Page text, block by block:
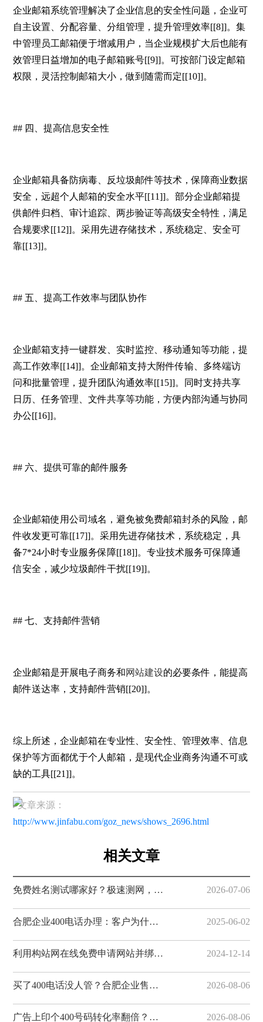
企业邮箱系统管理解决了企业信息的安全性问题，企业可
自主设置、分配容量、分组管理，提升管理效率[[8]]。集
中管理员工邮箱便于增减用户，当企业规模扩大后也能有
效管理日益增加的电子邮箱账号[[9]]。可按部门设定邮箱
权限，灵活控制邮箱大小，做到随需而定[[10]]。
## 四、提高信息安全性
企业邮箱具备防病毒、反垃圾邮件等技术，保障商业数据
安全，远超个人邮箱的安全水平[[11]]。部分企业邮箱提
供邮件归档、审计追踪、两步验证等高级安全特性，满足
合规要求[[12]]。采用先进存储技术，系统稳定、安全可
靠[[13]]。
## 五、提高工作效率与团队协作
企业邮箱支持一键群发、实时监控、移动通知等功能，提
高工作效率[[14]]。企业邮箱支持大附件传输、多终端访
问和批量管理，提升团队沟通效率[[15]]。同时支持共享
日历、任务管理、文件共享等功能，方便内部沟通与协同
办公[[16]]。
## 六、提供可靠的邮件服务
企业邮箱使用公司域名，避免被免费邮箱封杀的风险，邮
件收发更可靠[[17]]。采用先进存储技术，系统稳定，具
备7*24小时专业服务保障[[18]]。专业技术服务可保障通
信安全，减少垃圾邮件干扰[[19]]。
## 七、支持邮件营销
企业邮箱是开展电子商务和网站建设的必要条件，能提高
邮件送达率，支持邮件营销[[20]]。
综上所述，企业邮箱在专业性、安全性、管理效率、信息
保护等方面都优于个人邮箱，是现代企业商务沟通不可或
缺的工具[[21]]。
▸文章来源：
http://www.jinfabu.com/goz_news/shows_2696.html
相关文章
免费姓名测试哪家好？极速测网，一键解锁姓名隐藏寓意 2026-07-06
合肥企业400电话办理：客户为什么更愿意拨打400电话 2025-06-02
利用构站网在线免费申请网站并绑定域名 2024-12-14
买了400电话没人管？合肥企业售后避坑指南，构站网全程服务有保障 2026-08-06
广告上印个400号码转化率翻倍？合肥企业营销利器，构站网400电话助您获客 2026-08-06